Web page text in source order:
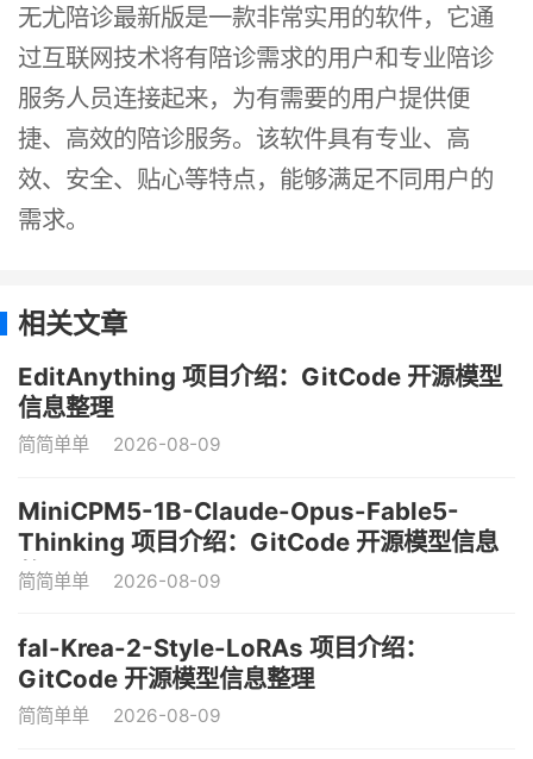
无尤陪诊最新版是一款非常实用的软件，它通
过互联网技术将有陪诊需求的用户和专业陪诊
服务人员连接起来，为有需要的用户提供便
捷、高效的陪诊服务。该软件具有专业、高
效、安全、贴心等特点，能够满足不同用户的
需求。
相关文章
EditAnything 项目介绍：GitCode 开源模型
信息整理
简简单单 2026-08-09
MiniCPM5-1B-Claude-Opus-Fable5-
Thinking 项目介绍：GitCode 开源模型信息
整理
简简单单 2026-08-09
fal-Krea-2-Style-LoRAs 项目介绍：
GitCode 开源模型信息整理
简简单单 2026-08-09